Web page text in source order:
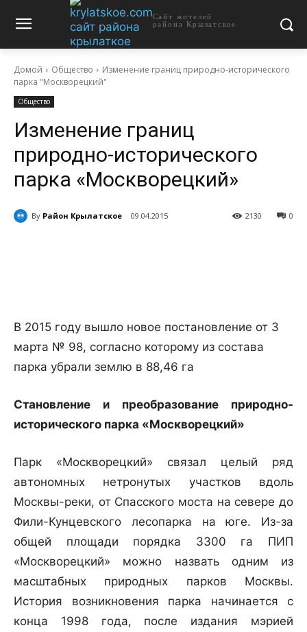
Сайт жителей
района Крылатское
Домой Общество
Изменение границ природно-исторического
парка "Москворецкий"
Общество
Изменение границ
природно-исторического
парка «Москворецкий»
By Район Крылатское 09.04.2015 0
2130
В 2015 году вышло новое постановление от 3
марта № 98, согласно которому из состава
парка убрали землю в 88,46 га
Становление и преобразование природно-
исторического парка «Москворецкий»
Парк «Москворецкий» связал целый ряд
автономных нетронутых участков вдоль
Москвы-реки, от Спасского моста на севере до
Фили-Кунцевского лесопарка на юге. Из-за
общей площади порядка 3300 га ПИП
«Москворецкий» можно назвать одним из
масштабных природных парков Москвы.
История возникновения парка начинается с
конца 1998 года, после издания мэрией